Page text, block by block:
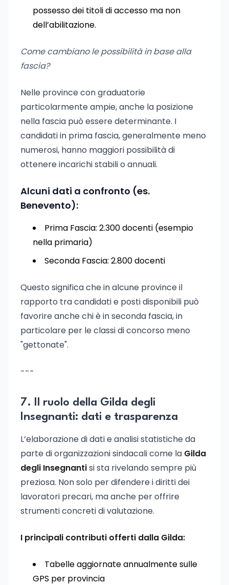
possesso dei titoli di accesso ma non
dell’abilitazione.
Come cambiano le possibilità in base alla
fascia?
Nelle province con graduatorie
particolarmente ampie, anche la posizione
nella fascia può essere determinante. I
candidati in prima fascia, generalmente meno
numerosi, hanno maggiori possibilità di
ottenere incarichi stabili o annuali.
Alcuni dati a confronto (es.
Benevento):
Prima Fascia: 2.300 docenti (esempio
nella primaria)
Seconda Fascia: 2.800 docenti
Questo significa che in alcune province il
rapporto tra candidati e posti disponibili può
favorire anche chi è in seconda fascia, in
particolare per le classi di concorso meno
"gettonate".
---
7. Il ruolo della Gilda degli
Insegnanti: dati e trasparenza
L’elaborazione di dati e analisi statistiche da
parte di organizzazioni sindacali come la Gilda
degli Insegnantisi sta rivelando sempre più
preziosa. Non solo per difendere i diritti dei
lavoratori precari, ma anche per offrire
strumenti concreti di valutazione.
I principali contributi offerti dalla Gilda:
Tabelle aggiornate annualmente sulle
GPS per provincia